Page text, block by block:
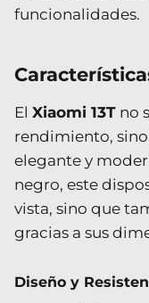
funcionalidades.
El Xiaomi 13T no
rendimiento,
elegante y
negro, este
vista, sino que
gracias a sus
Diseño y